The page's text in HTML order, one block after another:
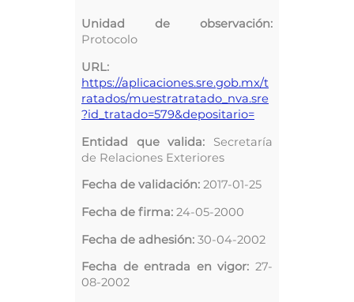
Unidad de observación:
Protocolo
URL:
https://aplicaciones.sre.gob.mx/t
ratados/muestratratado_nva.sre
?id_tratado=579&depositario=
Entidad que valida: Secretaría
de Relaciones Exteriores
Fecha de validación: 2017-01-25
Fecha de firma: 24-05-2000
Fecha de adhesión: 30-04-2002
Fecha de entrada en vigor: 27-
08-2002